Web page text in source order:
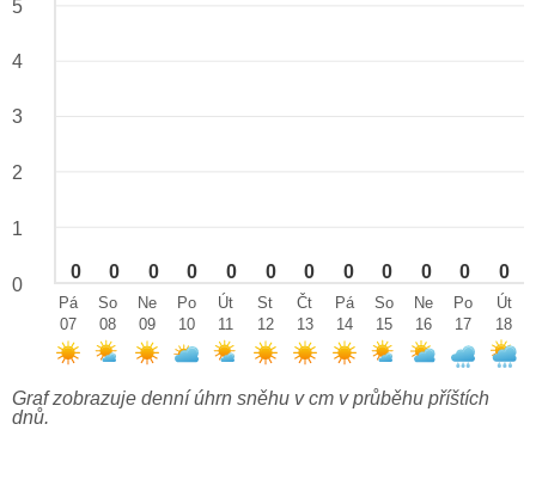
0 0 0 0 0 0 0 0 0 0 0 0
5
4
3
2
1
0
Pá
07
So
08
Ne
09
Po
10
Út
11
St
12
Čt
13
Pá
14
So
15
Ne
16
Po
17
Út
18
Graf zobrazuje denní úhrn sněhu v cm v průběhu příštích
dnů.